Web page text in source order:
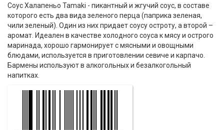
Соус Халапеньо Tamaki - пикантный и жгучий соус, в составе
которого есть два вида зеленого перца (паприка зеленая,
чили зеленый). Один из них придает соусу остроту, а второй –
аромат. Идеален в качестве холодного соуса к мясу и острого
маринада, хорошо гармонирует с мясными и овощными
блюдами, используется в приготовлении севиче и карпачо.
Бармены используют в алкогольных и безалкогольный
напитках.